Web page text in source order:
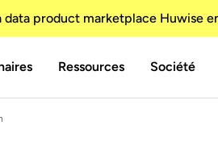
data product marketplace Huwise
Ressources Société